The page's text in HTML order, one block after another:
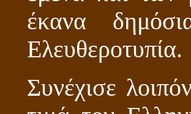
έκανα
Ελευθεροτυπία.
Συνέχισε